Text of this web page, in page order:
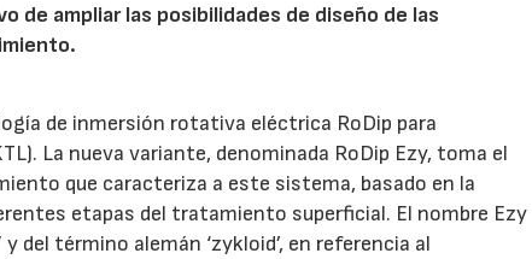
de ampliar las posibilidades de diseño de las
de inmersión rotativa eléctrica RoDip para
La nueva variante, denominada RoDip Ezy, toma el
que caracteriza a este sistema, basado en la
etapas del tratamiento superficial. El nombre Ezy
del término alemán ‘zykloid’, en referencia al